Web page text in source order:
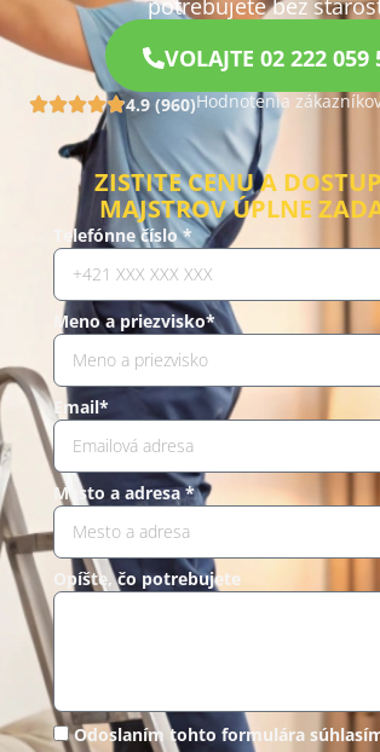
potrebujete bez
VOLAJTE 02 222 059
4.9 (960)Hodnotenia
ZISTITE CENU A
MAJSTROV ÚPLNE
Telefónne číslo *
Meno a priezvisko*
Email*
Mesto a adresa *
Opíšte, čo potrebujete
Odoslaním tohto formulára